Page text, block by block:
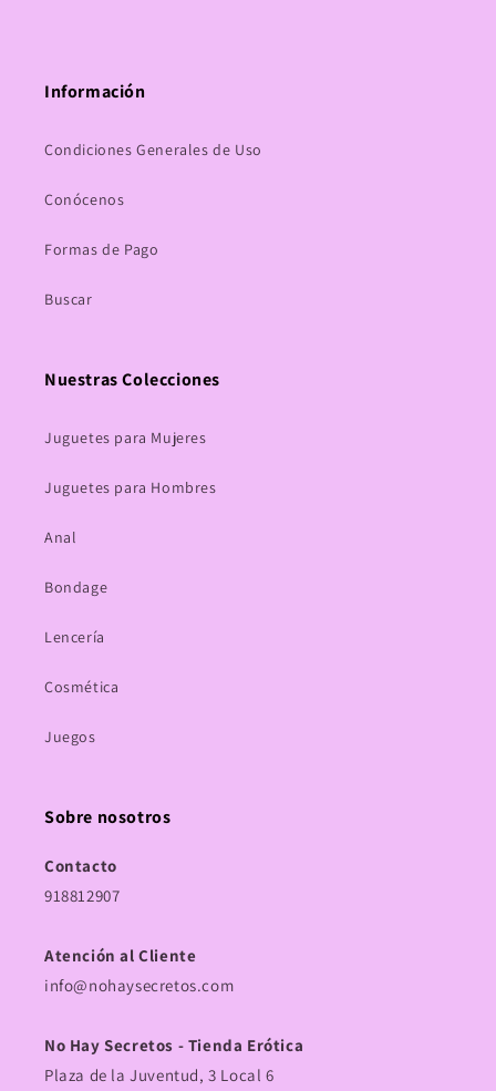
Información
Condiciones Generales de Uso
Conócenos
Formas de Pago
Buscar
Nuestras Colecciones
Juguetes para Mujeres
Juguetes para Hombres
Anal
Bondage
Lencería
Cosmética
Juegos
Sobre nosotros
Contacto
918812907
Atención al Cliente
info@nohaysecretos.com
No Hay Secretos - Tienda Erótica
Plaza de la Juventud, 3 Local 6